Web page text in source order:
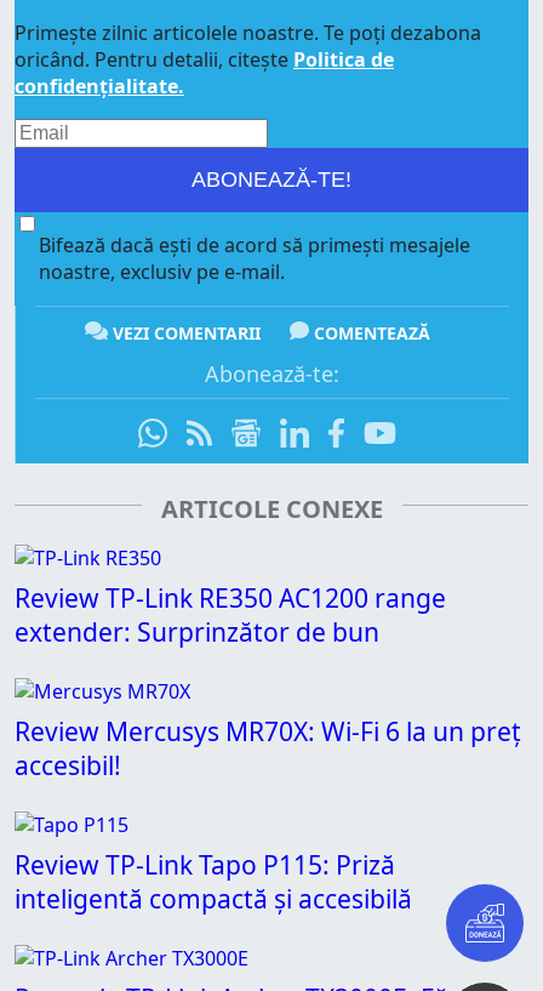
Primește zilnic articolele noastre. Te poți dezabona
oricând. Pentru detalii, citește Politica de
confidențialitate.
ABONEAZĂ-TE!
Bifează dacă ești de acord să primești mesajele
noastre, exclusiv pe e-mail.
VEZI COMENTARII COMENTEAZĂ
Abonează-te:
ARTICOLE CONEXE
Review TP-Link RE350 AC1200 range
extender: Surprinzător de bun
Review Mercusys MR70X: Wi-Fi 6 la un preț
accesibil!
Review TP-Link Tapo P115: Priză
inteligentă compactă și accesibilă